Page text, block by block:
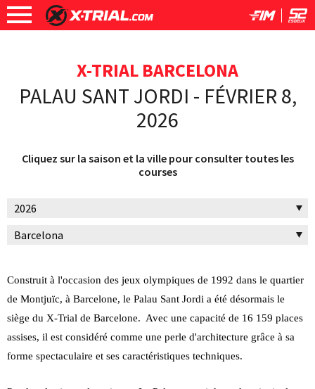
X-TRIAL BARCELONA
PALAU SANT JORDI - FÉVRIER 8,
2026
Cliquez sur la saison et la ville pour consulter toutes les
courses
Construit à l'occasion des jeux olympiques de 1992 dans le quartier
de Montjuïc, à Barcelone, le Palau Sant Jordi a été désormais le
siège du X-Trial de Barcelone. Avec une capacité de 16 159 places
assises, il est considéré comme une perle d'architecture grâce à sa
forme spectaculaire et ses caractéristiques techniques.